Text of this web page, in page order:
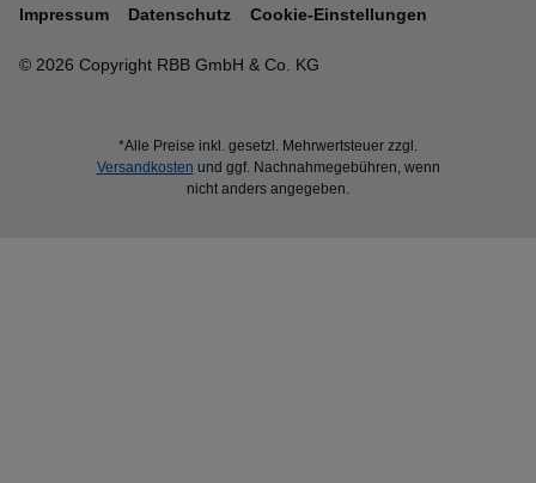
© 2026 Copyright RBB GmbH & Co. KG
Impressum Datenschutz Cookie-Einstellungen
*Alle Preise inkl. gesetzl. Mehrwertsteuer zzgl.
Versandkosten und ggf. Nachnahmegebühren, wenn
nicht anders angegeben.